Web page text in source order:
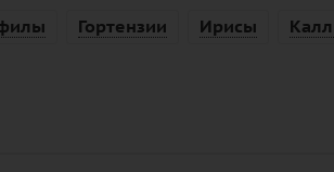
Гортензии Ирисы